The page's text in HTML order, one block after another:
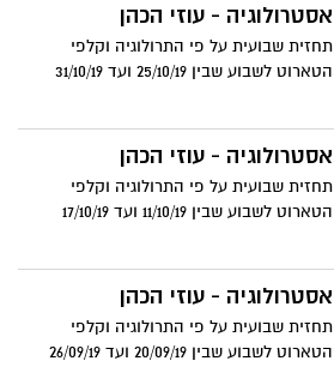
אסטרולוגיה - עוזי הכהן
תחזית שבועית על פי התרולוגיה וקלפי
הטארוט לשבוע שבין 25/10/19 ועד 31/10/19
אסטרולוגיה - עוזי הכהן
תחזית שבועית על פי התרולוגיה וקלפי
הטארוט לשבוע שבין 11/10/19 ועד 17/10/19
אסטרולוגיה - עוזי הכהן
תחזית שבועית על פי התרולוגיה וקלפי
הטארוט לשבוע שבין 20/09/19 ועד 26/09/19